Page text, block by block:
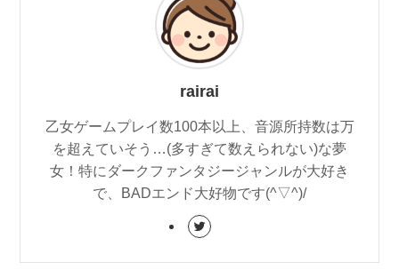
rairai
乙女ゲームプレイ数100本以上、音源所持数は万
を超えていそう…(多すぎて数えられない)な夢
女！特にダークファンタジージャンルが大好き
で、BADエンド大好物です(^▽^)/